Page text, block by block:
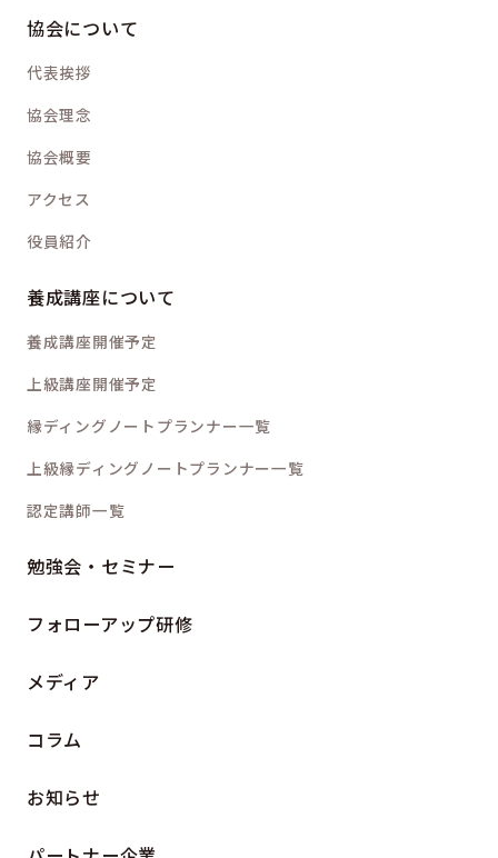
協会について
代表挨拶
協会理念
協会概要
アクセス
役員紹介
養成講座について
養成講座開催予定
上級講座開催予定
縁ディングノートプランナー一覧
上級縁ディングノートプランナー一覧
認定講師一覧
勉強会・セミナー
フォローアップ研修
メディア
コラム
お知らせ